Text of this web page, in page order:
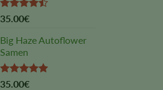
Rated
of 5
35.00€
Big Haze Autoflower
Samen
Rated5.00
35.00€